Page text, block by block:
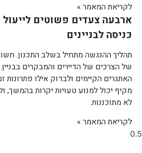
לקריאת המאמר »
ארבעה צעדים פשוטים לייעול
כניסה לבניינים
תהליך ההנגשה מתחיל בשלב התכנון.
של הצרכים של הדיירים והמבקרים
האתגרים הקיימים ולבדוק אילו פתרונות
מקיף יכול למנוע טעויות יקרות בהמשך,
לא מתוכננות.
לקריאת המאמר »